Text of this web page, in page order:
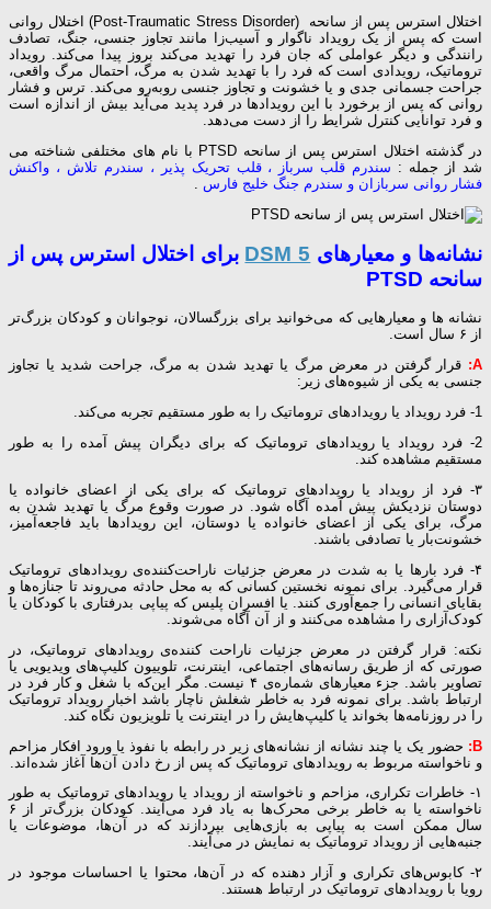
اختلال استرس پس از سانحه (Post-Traumatic Stress Disorder) اختلال روانی
است که پس از یک رویداد ناگوار و آسیب‌زا مانند تجاوز جنسی، جنگ، تصادف
رانندگی و دیگر عواملی که جان فرد را تهدید می‌کند بروز پیدا می‌کند. رویداد
تروماتیک، رویدادی است که فرد را با تهدید شدن به مرگ، احتمال مرگ واقعی،
جراحت جسمانی جدی و یا خشونت و تجاوز جنسی روبه‌رو می‌کند. ترس و فشار
روانی که پس از برخورد با این رویدادها در فرد پدید می‌آید بیش از اندازه است
و فرد توانایی کنترل شرایط را از دست می‌دهد.
در گذشته اختلال استرس پس از سانحه PTSD با نام های مختلفی شناخته می
شد از جمله : سندرم قلب سرباز ، قلب تحریک‏ پذیر ، سندرم تلاش ، واکنش
فشار روانی سربازان و سندرم جنگ خلیج فارس
نشانه‌ها و معیارهای DSM 5 برای اختلال استرس پس از
سانحه PTSD
نشانه ها و معیارهایی که می‌خوانید برای بزرگسالان، نوجوانان و کودکان بزرگ‌تر
از ۶ سال است.
A:
قرار گرفتن در معرض مرگ یا تهدید شدن به مرگ، جراحت شدید یا تجاوز
جنسی به یکی از شیوه‌های زیر:
1- فرد رویداد یا رویدادهای تروماتیک را به طور مستقیم تجربه می‌کند.
2- فرد رویداد یا رویدادهای تروماتیک که برای دیگران پیش آمده را به طور
مستقیم مشاهده کند.
۳- فرد از رویداد یا رویدادهای تروماتیک که برای یکی از اعضای خانواده یا
دوستان نزدیکش پیش آمده آگاه شود. در صورت وقوع مرگ یا تهدید شدن به
مرگ، برای یکی از اعضای خانواده یا دوستان، این رویدادها باید فاجعه‌آمیز،
خشونت‌بار یا تصادفی باشند.
۴- فرد بارها یا به شدت در معرض جزئیات ناراحت‌کننده‌ی رویدادهای تروماتیک
قرار می‌گیرد. برای نمونه نخستین کسانی که به محل حادثه می‌روند تا جنازه‌ها و
بقایای انسانی را جمع‌آوری کنند. یا افسران پلیس که پیاپی بدرفتاری با کودکان یا
کودک‌آزاری را مشاهده می‌کنند و از آن آگاه می‌شوند.
نکته: قرار گرفتن در معرض جزئیات ناراحت کننده‌ی رویدادهای تروماتیک، در
صورتی که از طریق رسانه‌های اجتماعی، اینترنت، تلوییون کلیپ‌های ویدیویی یا
تصاویر باشد. جزء معیارهای شماره‌ی ۴ نیست. مگر این‌که با شغل و کار فرد در
ارتباط باشد. برای نمونه فرد به خاطر شغلش ناچار باشد اخبار رویداد تروماتیک
را در روزنامه‌ها بخواند یا کلیپ‌هایش را در اینترنت یا تلویزیون نگاه کند.
B: حضور یک یا چند نشانه از نشانه‌های زیر در رابطه با نفوذ یا ورود افکار مزاحم
و ناخواسته مربوط به رویدادهای تروماتیک که پس از رخ دادن آن‌ها آغاز شده‌اند.
۱- خاطرات تکراری، مزاحم و ناخواسته از رویداد یا رویدادهای تروماتیک به طور
ناخواسته یا به خاطر برخی محرک‌ها به یاد فرد می‌آیند. کودکان بزرگ‌تر از ۶
سال ممکن است به پیاپی به بازی‌هایی بپردازند که در آن‌ها، موضوعات یا
جنبه‌هایی از رویداد تروماتیک به نمایش در می‌آیند.
۲- کابوس‌های تکراری و آزار دهنده که در آن‌ها، محتوا یا احساسات موجود در
رویا با رویدادهای تروماتیک در ارتباط هستند.